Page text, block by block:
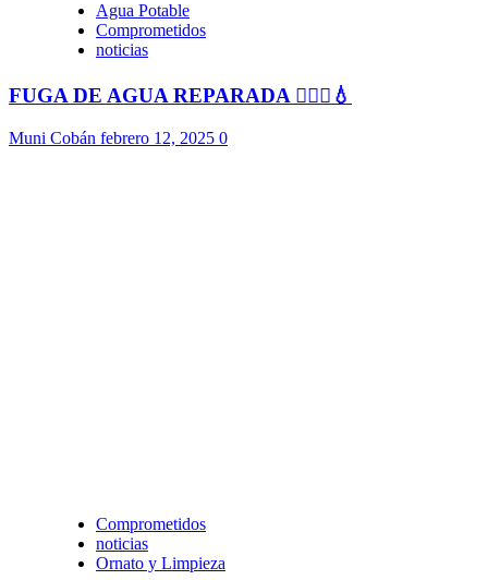
Agua Potable
Comprometidos
noticias
FUGA DE AGUA REPARADA 👷🏻‍♂️💧
Muni Cobán febrero 12, 2025 0
Comprometidos
noticias
Ornato y Limpieza